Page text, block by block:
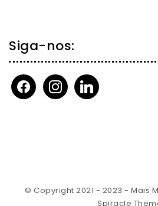
Siga-nos:
facebookinstagramlinkedin
© Copyright 2021 - 2023 - Mais
Spiracle